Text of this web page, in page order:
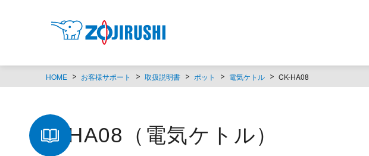
HOME お客様サポート 取扱説明書 ポット 電気ケトル CK-HA08
CK-HA08（電気ケトル）